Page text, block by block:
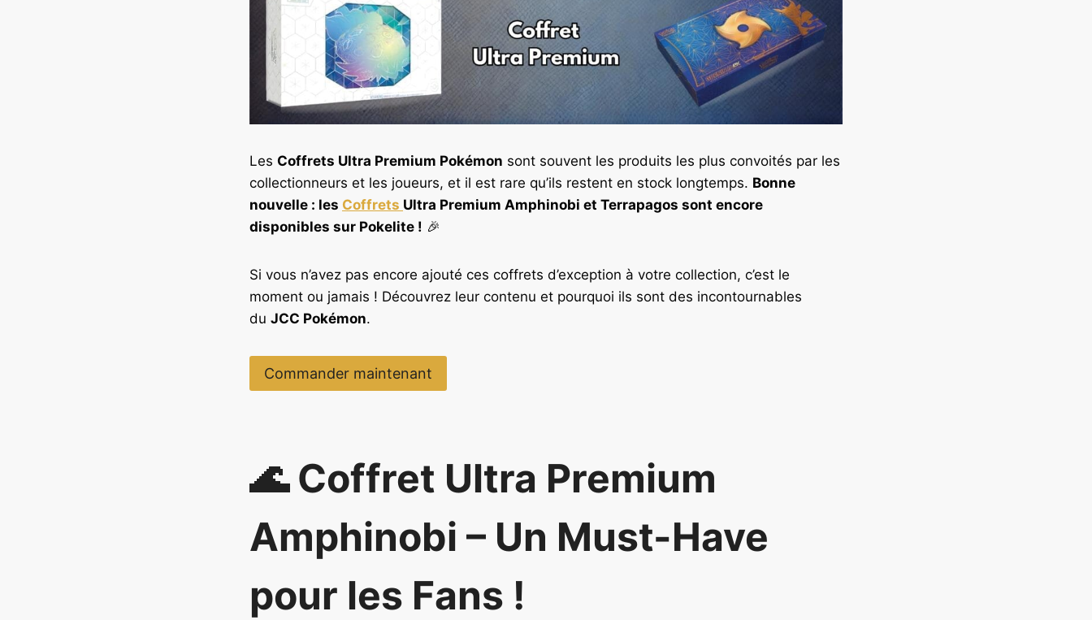
Les Coffrets Ultra Premium Pokémon sont souvent les produits les plus convoités par les
collectionneurs et les joueurs, et il est rare qu’ils restent en stock longtemps. Bonne
nouvelle : les Coffrets Ultra Premium Amphinobi et Terrapagos sont encore
disponibles sur Pokelite ! 🎉
Si vous n’avez pas encore ajouté ces coffrets d’exception à votre collection, c’est le
moment ou jamais ! Découvrez leur contenu et pourquoi ils sont des incontournables
du JCC Pokémon.
Commander maintenant
🌊 Coffret Ultra Premium
Amphinobi – Un Must-Have
pour les Fans !